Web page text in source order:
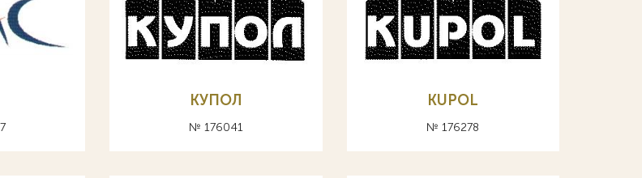
КУПОЛ
№ 176041
KUPOL
№ 176278